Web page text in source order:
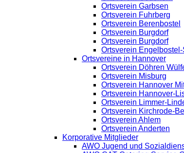
Ortsverein Garbsen
Ortsverein Fuhrberg
Ortsverein Berenbostel
Ortsverein Burgdorf
Ortsverein Burgdorf
Ortsverein
Ortsvereine in Hannover
Ortsverein Döhren
Ortsverein Misburg
Ortsverein Hannover
Ortsverein Hannover-
Ortsverein Limmer-
Ortsverein Kirchrode-
Ortsverein Ahlem
Ortsverein Anderten
Korporative Mitglieder
AWO Jugend und